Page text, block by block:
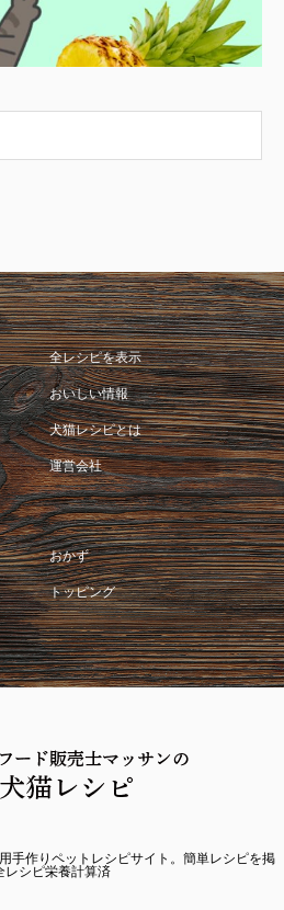
全レシピを表示
おいしい情報
犬猫レシピとは
運営会社
おかず
トッピング
手作りペットレシピサイト。簡単レシピを掲
レシピ栄養計算済